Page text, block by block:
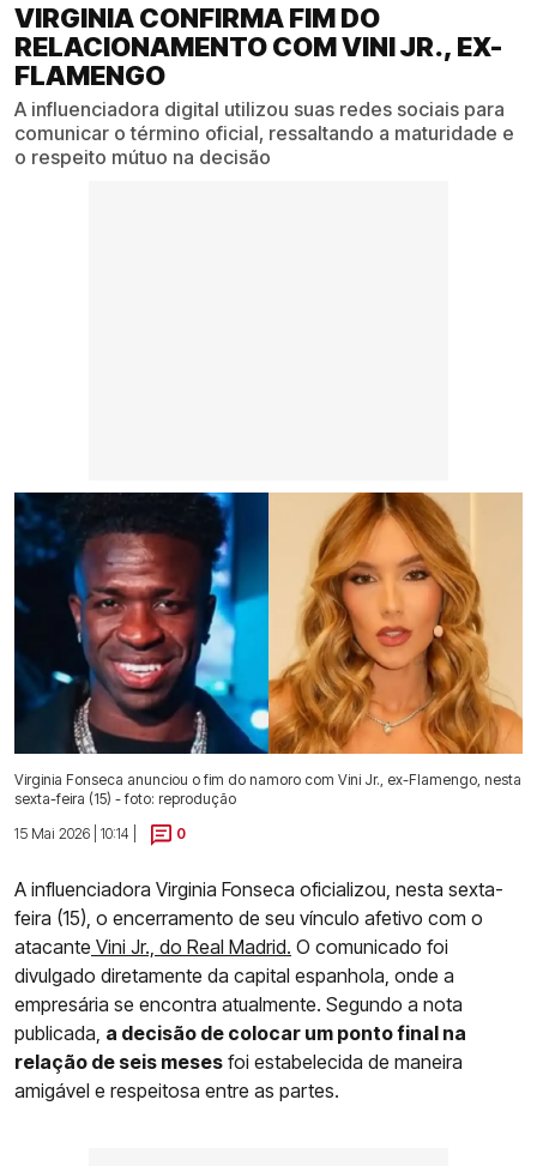
VIRGINIA CONFIRMA FIM DO
RELACIONAMENTO COM VINI JR., EX-
FLAMENGO
A influenciadora digital utilizou suas redes sociais para
comunicar o término oficial, ressaltando a maturidade e
o respeito mútuo na decisão
Virginia Fonseca anunciou o fim do namoro com Vini Jr., ex-Flamengo, nesta
sexta-feira (15) - foto: reprodução
15 Mai 2026 | 10:14 |
0
A influenciadora Virginia Fonseca oficializou, nesta sexta-
feira (15), o encerramento de seu vínculo afetivo com o
atacante Vini Jr., do Real Madrid. O comunicado foi
divulgado diretamente da capital espanhola, onde a
empresária se encontra atualmente. Segundo a nota
publicada, a decisão de colocar um ponto final na
relação de seis meses foi estabelecida de maneira
amigável e respeitosa entre as partes.